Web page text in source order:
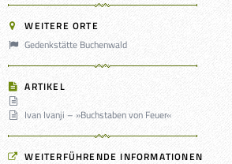
WEITERE ORTE
Gedenkstätte Buchenwald
ARTIKEL
Ivan Ivanji – »Buchstaben von Feuer«
WEITERFÜHRENDE INFORMATIONEN